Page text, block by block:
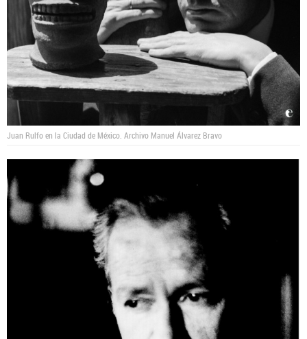
Juan Rulfo en la Ciudad de México. Archivo Manuel Álvarez Bravo